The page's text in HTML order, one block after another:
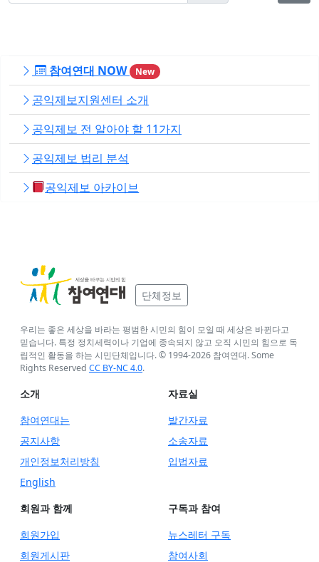
참여연대 NOW New
공익제보지원센터 소개
공익제보 전 알아야 할 11가지
공익제보 법리 분석
공익제보 아카이브
단체정보
우리는 좋은 세상을 바라는 평범한 시민의 힘이 모일 때 세상은 바뀐다고
믿습니다. 특정 정치세력이나 기업에 종속되지 않고 오직 시민의 힘으로 독
립적인 활동을 하는 시민단체입니다. © 1994-2026 참여연대. Some
Rights Reserved CC BY-NC 4.0.
소개
참여연대는
공지사항
개인정보처리방침
English
자료실
발간자료
소송자료
입법자료
회원과 함께
회원가입
회원게시판
구독과 참여
뉴스레터 구독
참여사회